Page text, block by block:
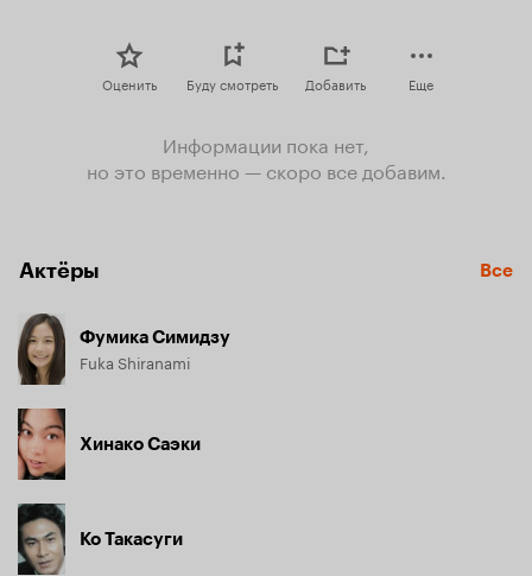
Оценить Буду смотреть Добавить Еще
Информации пока нет,
но это временно — скоро все добавим.
Актёры Все
Фумика Симидзу
Fuka Shiranami
Хинако Саэки
Ко Такасуги